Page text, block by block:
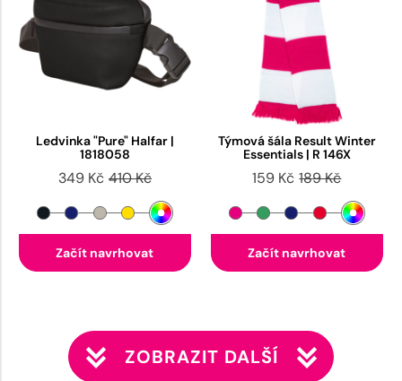
Ledvinka "Pure" Halfar |
1818058
349 Kč 410 Kč
Začít navrhovat
Týmová šála Result Winter
Essentials | R 146X
159 Kč 189 Kč
Začít navrhovat
ZOBRAZIT DALŠÍ